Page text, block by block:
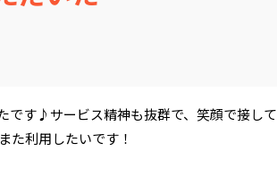
です♪サービス精神も抜群で、笑顔で接して
た利用したいです！